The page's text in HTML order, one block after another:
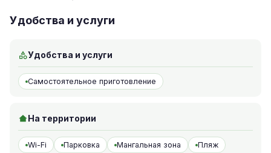
Удобства и услуги
Удобства и услуги
Самостоятельное приготовление
На территории
Wi-Fi Парковка Мангальная зона Пляж